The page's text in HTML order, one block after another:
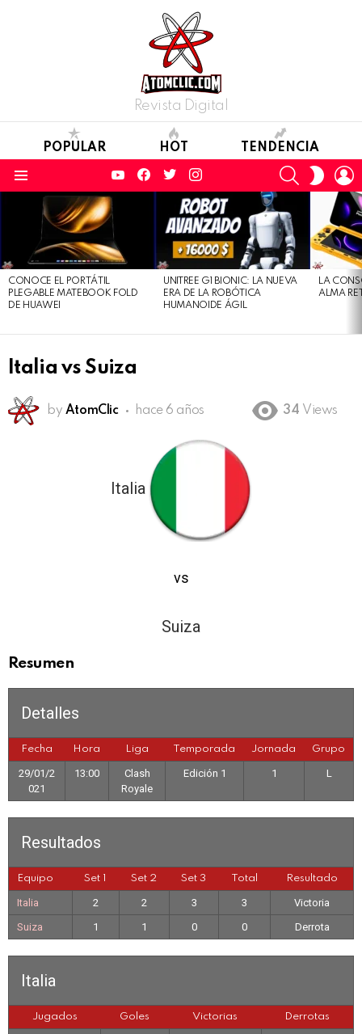
Revista Digital
POPULAR HOT TENDENCIA
YouTubeFacebook
TwitterInstagram SEARCH
SKIN
STORIES
CONOCE EL PORTÁTIL
PLEGABLE MATEBOOK FOLD
DE HUAWEI
UNITREE G1 BIONIC: LA NUEVA
ERA DE LA ROBÓTICA
HUMANOIDE ÁGIL
LA
ALMA
Italia vs Suiza
by AtomClic hace 6 años 34 Views
Italia
vs
Suiza
Resumen
Detalles
Fecha Hora Liga Temporada Jornada Grupo
29/01/2
021
13:00
Clash
Royale
Edición 1 1 L
Resultados
Equipo Set 1 Set 2 Set 3 Total Resultado
Italia 2 2 3 3
Victoria
Suiza
1 1 0 0 Derrota
Italia
Jugados Goles Victorias Derrotas